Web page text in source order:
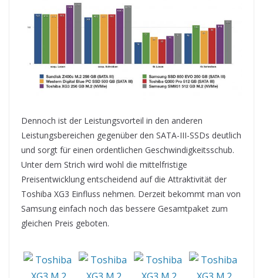
Dennoch ist der Leistungsvorteil in den anderen
Leistungsbereichen gegenüber den SATA-III-SSDs deutlich
und sorgt für einen ordentlichen Geschwindigkeitsschub.
Unter dem Strich wird wohl die mittelfristige
Preisentwicklung entscheidend auf die Attraktivität der
Toshiba XG3 Einfluss nehmen. Derzeit bekommt man von
Samsung einfach noch das bessere Gesamtpaket zum
gleichen Preis geboten.